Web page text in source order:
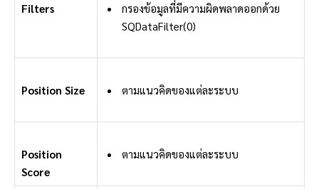
Filters
กรองข้อมูลที่มีความผิดพลาดออกด้วย
SQDataFilter(0)
Position Size ตามแนวคิดของแต่ละระบบ
Position
Score
ตามแนวคิดของแต่ละระบบ